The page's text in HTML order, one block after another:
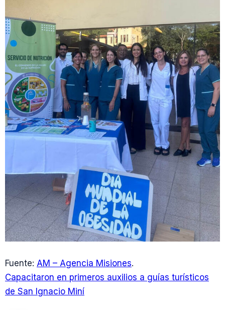
Fuente: AM – Agencia Misiones.
Capacitaron en primeros auxilios a guías turísticos
de San Ignacio Miní